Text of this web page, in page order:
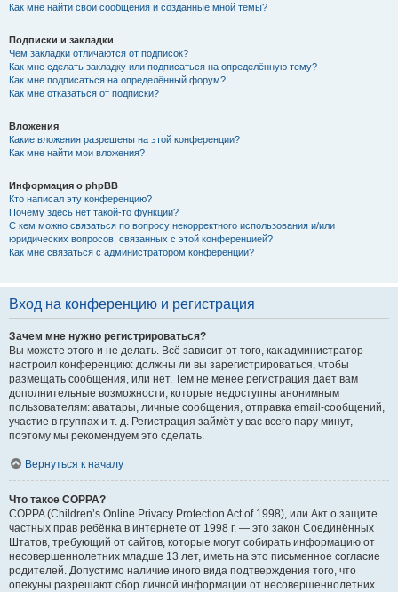
Как мне найти свои сообщения и созданные мной темы?
Подписки и закладки
Чем закладки отличаются от подписок?
Как мне сделать закладку или подписаться на определённую тему?
Как мне подписаться на определённый форум?
Как мне отказаться от подписки?
Вложения
Какие вложения разрешены на этой конференции?
Как мне найти мои вложения?
Информация о phpBB
Кто написал эту конференцию?
Почему здесь нет такой-то функции?
С кем можно связаться по вопросу некорректного использования и/или
юридических вопросов, связанных с этой конференцией?
Как мне связаться с администратором конференции?
Вход на конференцию и регистрация
Зачем мне нужно регистрироваться?
Вы можете этого и не делать. Всё зависит от того, как администратор
настроил конференцию: должны ли вы зарегистрироваться, чтобы
размещать сообщения, или нет. Тем не менее регистрация даёт вам
дополнительные возможности, которые недоступны анонимным
пользователям: аватары, личные сообщения, отправка email-сообщений,
участие в группах и т. д. Регистрация займёт у вас всего пару минут,
поэтому мы рекомендуем это сделать.
Вернуться к началу
Что такое COPPA?
COPPA (Children’s Online Privacy Protection Act of 1998), или Акт о защите
частных прав ребёнка в интернете от 1998 г. — это закон Соединённых
Штатов, требующий от сайтов, которые могут собирать информацию от
несовершеннолетних младше 13 лет, иметь на это письменное согласие
родителей. Допустимо наличие иного вида подтверждения того, что
опекуны разрешают сбор личной информации от несовершеннолетних